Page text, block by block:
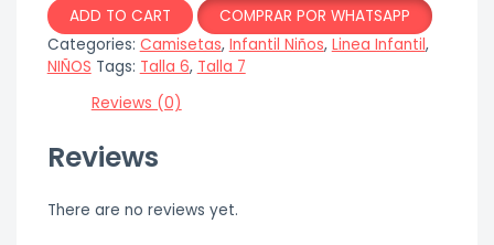
ADD TO CART
COMPRAR POR WHATSAPP
Categories: Camisetas, Infantil Niños, Linea Infantil,
NIÑOS Tags: Talla 6, Talla 7
Reviews (0)
Reviews
There are no reviews yet.